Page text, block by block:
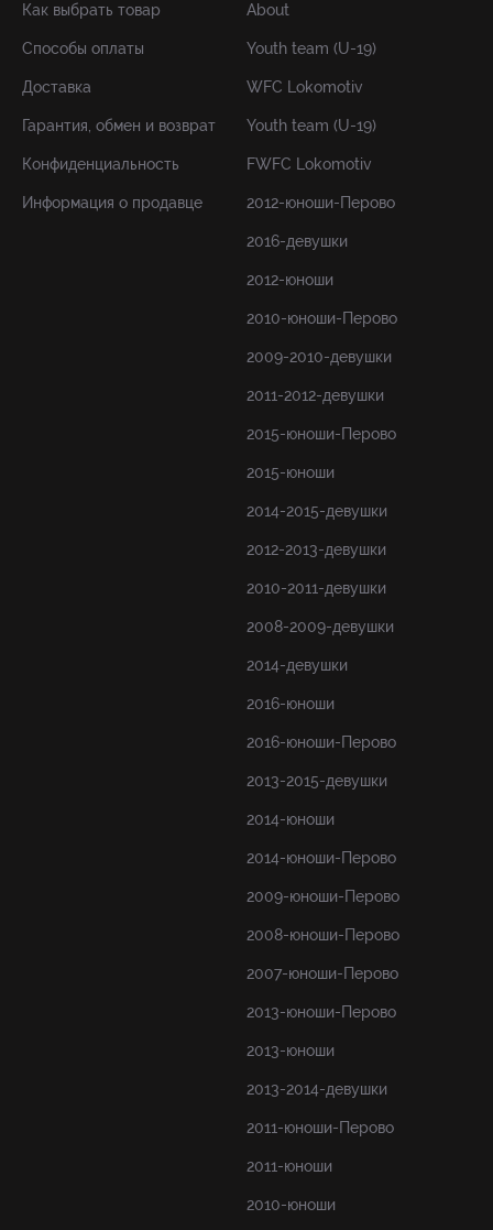
Как выбрать товар
Способы оплаты
Доставка
Гарантия, обмен и возврат
Конфиденциальность
Информация о продавце
About
Youth team (U-19)
WFC Lokomotiv
Youth team (U-19)
FWFC Lokomotiv
2012-юноши-Перово
2016-девушки
2012-юноши
2010-юноши-Перово
2009-2010-девушки
2011-2012-девушки
2015-юноши-Перово
2015-юноши
2014-2015-девушки
2012-2013-девушки
2010-2011-девушки
2008-2009-девушки
2014-девушки
2016-юноши
2016-юноши-Перово
2013-2015-девушки
2014-юноши
2014-юноши-Перово
2009-юноши-Перово
2008-юноши-Перово
2007-юноши-Перово
2013-юноши-Перово
2013-юноши
2013-2014-девушки
2011-юноши-Перово
2011-юноши
2010-юноши